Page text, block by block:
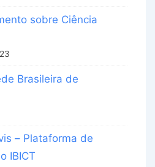
sobre Ciência
Brasileira de
– Plataforma de
IBICT